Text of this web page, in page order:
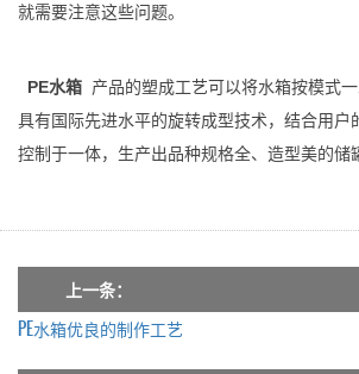
就需要注意这些问题。
PE水箱 产品的塑成工艺可以将水箱按模式
具有国际先进水平的旋转成型技术，结合用户
控制于一体，生产出品种规格全、造型美的储
上一条：
PE水箱优良的制作工艺